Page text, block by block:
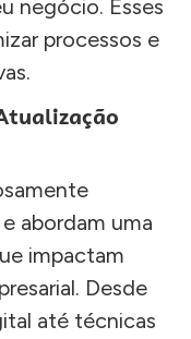
negócio. Esses
processos e
abordam uma
impactam
Desde
até técnicas